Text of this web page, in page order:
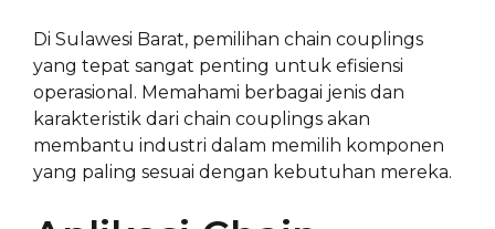
Di Sulawesi Barat, pemilihan chain couplings
yang tepat sangat penting untuk efisiensi
operasional. Memahami berbagai jenis dan
karakteristik dari chain couplings akan
membantu industri dalam memilih komponen
yang paling sesuai dengan kebutuhan mereka.